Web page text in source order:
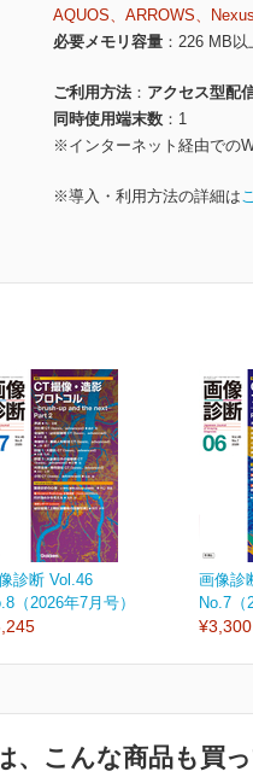
AQUOS、ARROWS、
必要メモリ容量
226 MB以
ご利用方法
アクセス型配
同時使用端末数
1
※インターネット経由での
※導入・利用方法の詳細は
診断 Vol.46
（2026年7月号）
画像診
No.7（
¥3,300
、こんな商品も買っ